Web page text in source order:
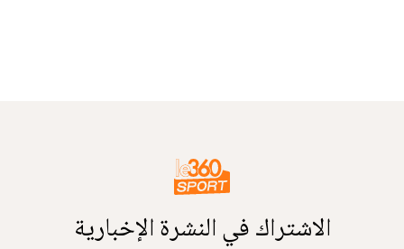
الاشتراك في النشرة الإخبارية